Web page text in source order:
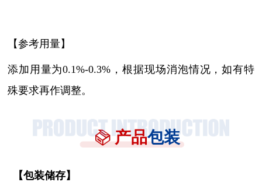
【参考用量】
添加用量为0.1%-0.3%，根据现场消泡情况，如有特
殊要求再作调整。
产品包装
【包装储存】